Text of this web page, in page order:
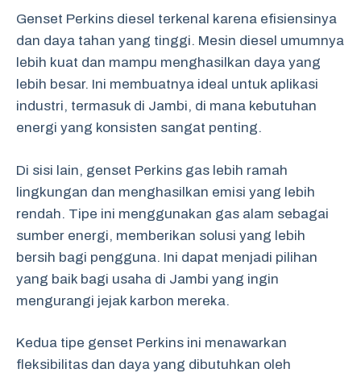
Genset Perkins diesel terkenal karena efisiensinya
dan daya tahan yang tinggi. Mesin diesel umumnya
lebih kuat dan mampu menghasilkan daya yang
lebih besar. Ini membuatnya ideal untuk aplikasi
industri, termasuk di Jambi, di mana kebutuhan
energi yang konsisten sangat penting.
Di sisi lain, genset Perkins gas lebih ramah
lingkungan dan menghasilkan emisi yang lebih
rendah. Tipe ini menggunakan gas alam sebagai
sumber energi, memberikan solusi yang lebih
bersih bagi pengguna. Ini dapat menjadi pilihan
yang baik bagi usaha di Jambi yang ingin
mengurangi jejak karbon mereka.
Kedua tipe genset Perkins ini menawarkan
fleksibilitas dan daya yang dibutuhkan oleh